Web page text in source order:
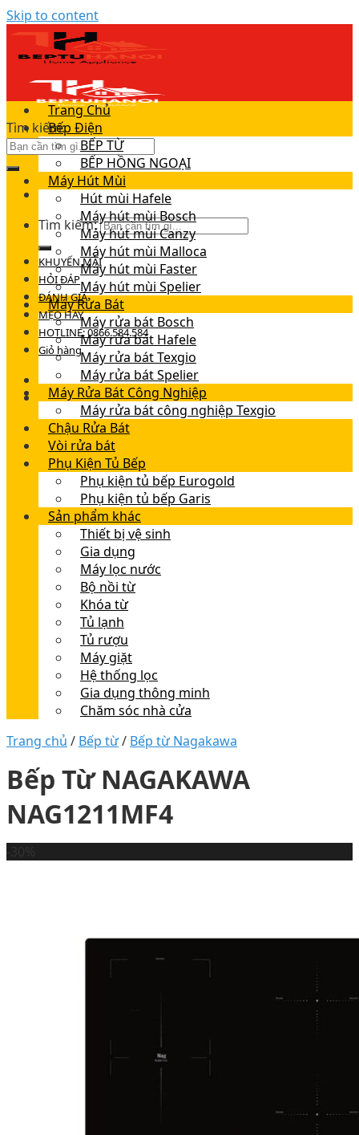
Skip to content
Tìm kiếm:
Tìm kiếm:
KHUYẾN MÃI
HỎI ĐÁP
ĐÁNH GIÁ
MẸO HAY
HOTLINE: 0866.584.584
Giỏ hàng
Trang Chủ
Bếp Điện
BẾP TỪ
BẾP HỒNG NGOẠI
Máy Hút Mùi
Hút mùi Hafele
Máy hút mùi Bosch
Máy hút mùi Canzy
Máy hút mùi Malloca
Máy hút mùi Faster
Máy hút mùi Spelier
Máy Rửa Bát
Máy rửa bát Bosch
Máy rửa bát Hafele
Máy rửa bát Texgio
Máy rửa bát Spelier
Máy Rửa Bát Công Nghiệp
Máy rửa bát công nghiệp Texgio
Chậu Rửa Bát
Vòi rửa bát
Phụ Kiện Tủ Bếp
Phụ kiện tủ bếp Eurogold
Phụ kiện tủ bếp Garis
Sản phẩm khác
Thiết bị vệ sinh
Gia dụng
Máy lọc nước
Bộ nồi từ
Khóa từ
Tủ lạnh
Tủ rượu
Máy giặt
Hệ thống lọc
Gia dụng thông minh
Chăm sóc nhà cửa
Trang chủ / Bếp từ/ Bếp từ Nagakawa
Bếp Từ NAGAKAWA
NAG1211MF4